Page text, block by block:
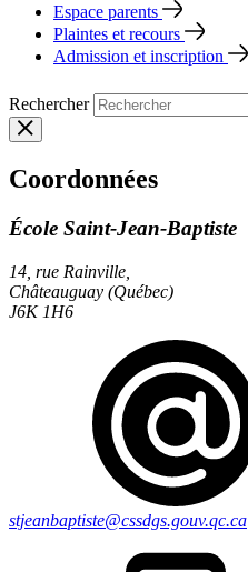
Espace parents
Plaintes et recours
Admission et inscription
Rechercher
Coordonnées
École Saint‑Jean‑Baptiste
14, rue Rainville,
Châteauguay (Québec)
J6K 1H6
stjeanbaptiste@cssdgs.gouv.qc.ca